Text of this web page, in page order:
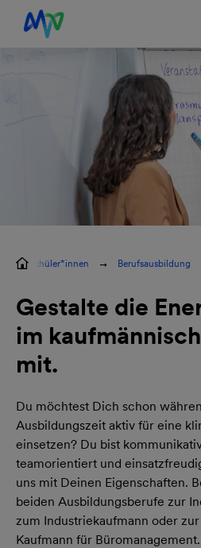
Zur Hauptnavigation
Zur Servicelasche
Zum Hauptinhalt
Zur
Schüler*innen Berufsausbildung
Gestalte die
im
mit.
Du möchtest Dich schon
Ausbildungszeit aktiv für eine
einsetzen? Du bist
teamorientiert und
uns mit Deinen Eigenschaften.
beiden Ausbildungsberufe zur
zum Industriekaufmann oder
Kaufmann für